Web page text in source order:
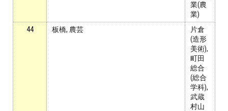
業(農
業)
44
板橋, 農芸
片倉
(造形
美術),
町田
総合
(総合
学科),
武蔵
村山